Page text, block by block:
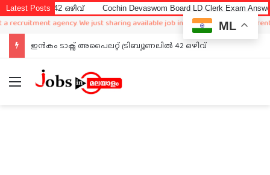
Latest Posts
Devaswom Board LD Clerk Exam Answer Key 2026 Drugs Control
just sharing available job in worldwide from different sources,so
Cochin Devaswom Board LD Clerk Exam Answer Key 2026
Menu
ML